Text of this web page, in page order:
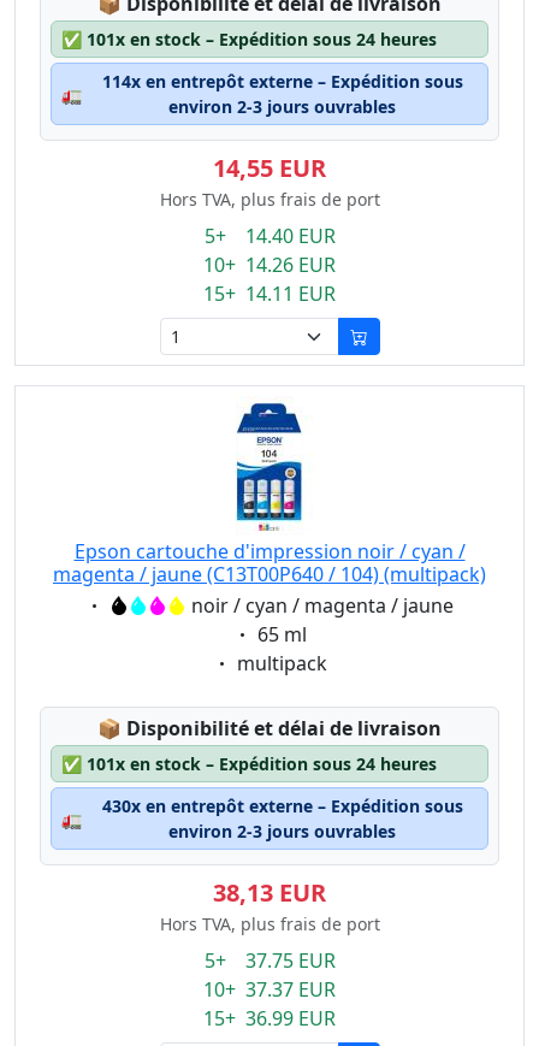
✅ 101x en stock – Expédition sous 24 heures
🚛
114x en entrepôt externe – Expédition sous
environ 2-3 jours ouvrables
14,55 EUR
Hors TVA, plus frais de port
5+ 14.40 EUR
10+ 14.26 EUR
15+ 14.11 EUR
Epson cartouche d'impression noir / cyan /
magenta / jaune (C13T00P640 / 104) (multipack)
Eigenschaft:noir / cyan / magenta / jaune
Eigenschaft:
65 ml
Eigenschaft:
multipack
📦 Lagerstatus:
Disponibilité et délai de livraison
✅ 101x en stock – Expédition sous 24 heures
🚛
430x en entrepôt externe – Expédition sous
environ 2-3 jours ouvrables
38,13 EUR
Hors TVA, plus frais de port
5+ 37.75 EUR
10+ 37.37 EUR
15+ 36.99 EUR